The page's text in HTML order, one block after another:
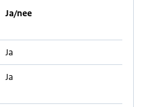
Ja/nee
Ja
Ja